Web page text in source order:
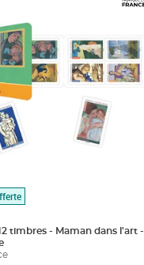
timbres - Maman dans l'art -